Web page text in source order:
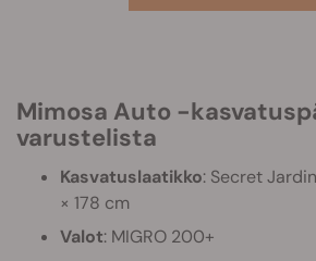
Mimosa Auto -kasvatuspäiväkirja:
varustelista
Kasvatuslaatikko: Secret
× 178 cm
Valot: MIGRO 200+